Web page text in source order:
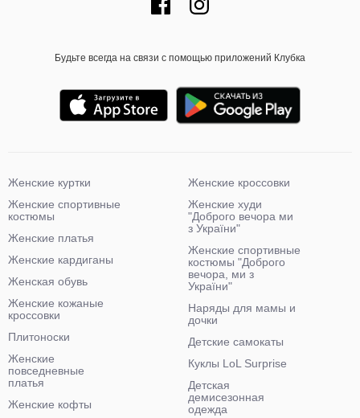
Будьте всегда на связи с помощью приложений Клубка
Женские куртки
Женские спортивные
костюмы
Женские платья
Женские кардиганы
Женская обувь
Женские кожаные
кроссовки
Плитоноски
Женские
повседневные
платья
Женские кофты
Женские кроссовки
Женские худи
"Доброго вечора ми
з України"
Женские спортивные
костюмы "Доброго
вечора, ми з
України"
Наряды для мамы и
дочки
Детские самокаты
Куклы LoL Surprise
Детская
демисезонная
одежда